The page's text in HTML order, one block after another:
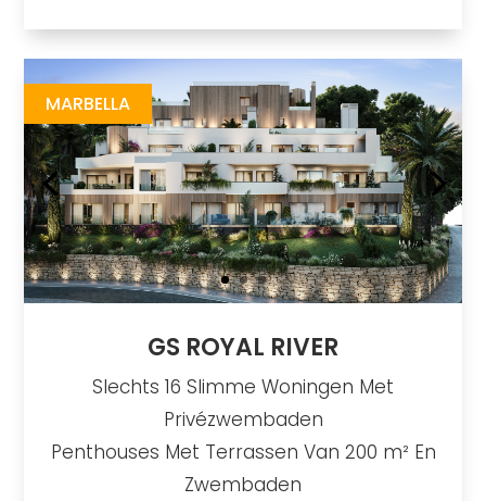
MARBELLA
GS ROYAL RIVER
Slechts 16 Slimme Woningen Met
Privézwembaden
Penthouses Met Terrassen Van 200 m² En
Zwembaden